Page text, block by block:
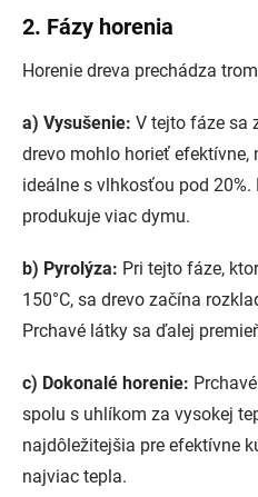
2. Fázy horenia
Horenie dreva prechádza
a) Vysušenie: V tejto fáze sa
drevo mohlo horieť efektívne,
ideálne s vlhkosťou pod
produkuje viac dymu.
b) Pyrolýza: Pri tejto fáze,
150°C, sa drevo začína
Prchavé látky sa ďalej
c) Dokonalé horenie:
spolu s uhlíkom za vysokej
najdôležitejšia pre efektívne
najviac tepla.